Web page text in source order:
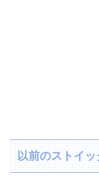
以前のストイ